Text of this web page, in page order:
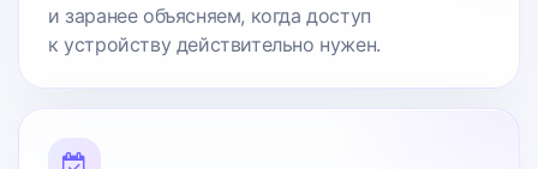
и заранее объясняем, когда доступ
к устройству действительно нужен.